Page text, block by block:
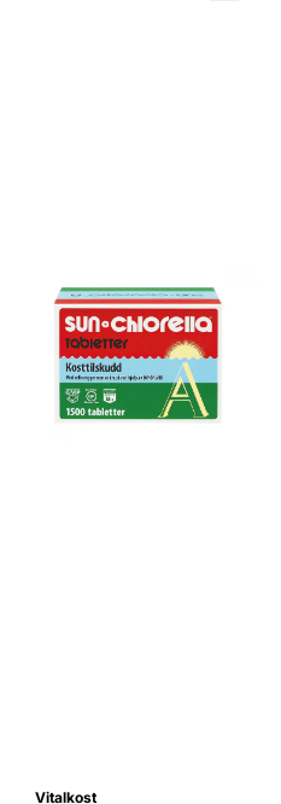
Vitalkost